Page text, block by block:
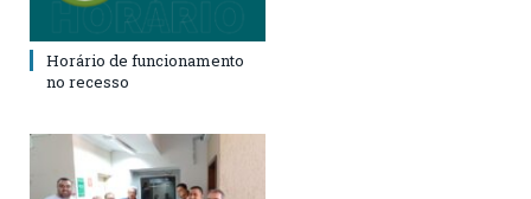
Horário de funcionamento
no recesso